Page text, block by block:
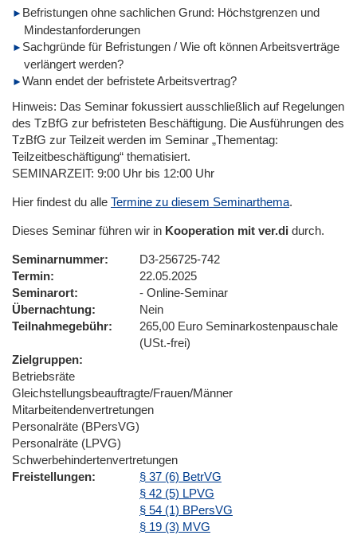
Befristungen ohne sachlichen Grund: Höchstgrenzen und
Mindestanforderungen
Sachgründe für Befristungen / Wie oft können Arbeitsverträge
verlängert werden?
Wann endet der befristete Arbeitsvertrag?
Hinweis: Das Seminar fokussiert ausschließlich auf Regelungen
des TzBfG zur befristeten Beschäftigung. Die Ausführungen des
TzBfG zur Teilzeit werden im Seminar „Thementag:
Teilzeitbeschäftigung“ thematisiert.
SEMINARZEIT: 9:00 Uhr bis 12:00 Uhr
Hier findest du alle Termine zu diesem Seminarthema.
Dieses Seminar führen wir in Kooperation mit ver.di durch.
Seminarnummer
D3-256725-742
Termin
22.05.2025
Seminarort
- Online-Seminar
Übernachtung
Nein
Teilnahmegebühr
265,00 Euro Seminarkostenpauschale
(USt.-frei)
Zielgruppen
Betriebsräte
Gleichstellungsbeauftragte/Frauen/Männer
Mitarbeitendenvertretungen
Personalräte (BPersVG)
Personalräte (LPVG)
Schwerbehindertenvertretungen
Freistellungen
§ 37 (6) BetrVG
§ 42 (5) LPVG
§ 54 (1) BPersVG
§ 19 (3) MVG